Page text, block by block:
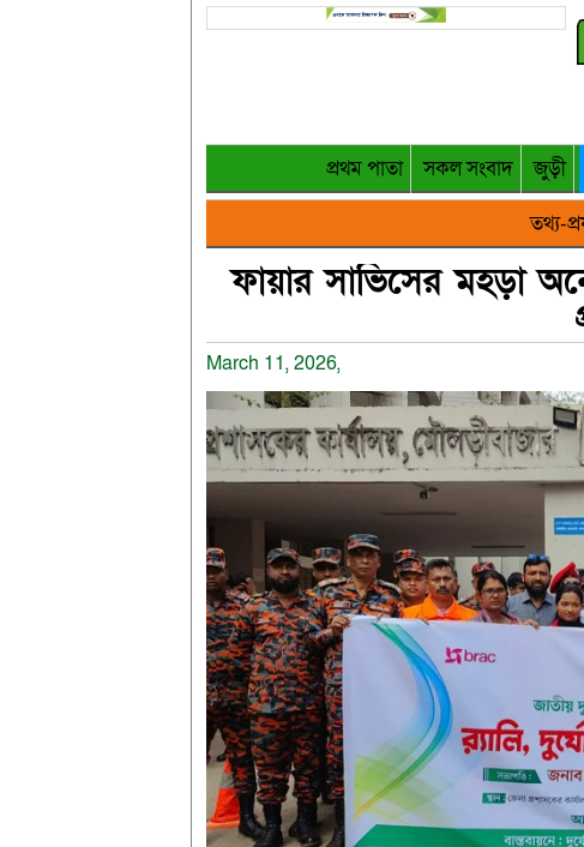
প্রথম পাতা সকল সংবাদ জুড়ী
তথ্য-
ফায়ার সার্ভিসের মহড়া
March 11, 2026,